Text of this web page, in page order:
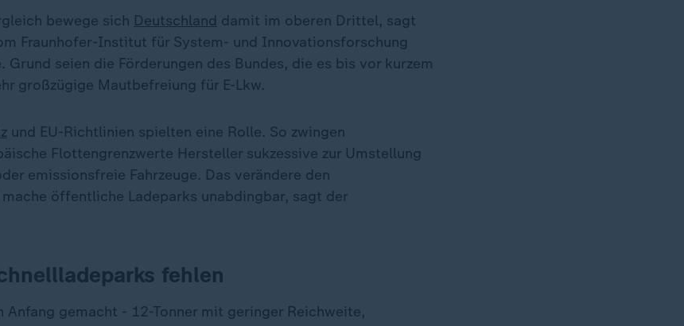
bewege sich Deutschland damit im oberen Drittel, sagt
Fraunhofer-Institut für System- und Innovationsforschung
Grund seien die Förderungen des Bundes, die es bis vor kurzem
großzügige Mautbefreiung für E-Lkw.
und EU-Richtlinien spielten eine Rolle. So zwingen
Flottengrenzwerte Hersteller sukzessive zur Umstellung
emissionsfreie Fahrzeuge. Das verändere den
öffentliche Ladeparks unabdingbar, sagt der
fehlen
Anfang gemacht - 12-Tonner mit geringer Reichweite,